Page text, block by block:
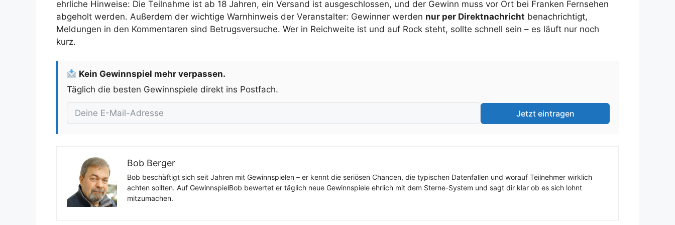
ehrliche Hinweise: Die Teilnahme ist ab 18 Jahren, ein Versand ist ausgeschlossen, und der Gewinn muss vor Ort bei Franken Fernsehen
abgeholt werden. Außerdem der wichtige Warnhinweis der Veranstalter: Gewinner werden nur per Direktnachricht benachrichtigt,
Meldungen in den Kommentaren sind Betrugsversuche. Wer in Reichweite ist und auf Rock steht, sollte schnell sein – es läuft nur noch
kurz.
Kein Gewinnspiel mehr verpassen.
Täglich die besten Gewinnspiele direkt ins Postfach.
Jetzt eintragen
Bob Berger
Bob beschäftigt sich seit Jahren mit Gewinnspielen – er kennt die seriösen Chancen, die typischen Datenfallen und worauf Teilnehmer wirklich
achten sollten. Auf GewinnspielBob bewertet er täglich neue Gewinnspiele ehrlich mit dem Sterne-System und sagt dir klar ob es sich lohnt
mitzumachen.